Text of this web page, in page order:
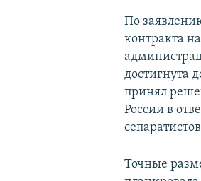
По
контракта
достигнута
принял
России в
Точные